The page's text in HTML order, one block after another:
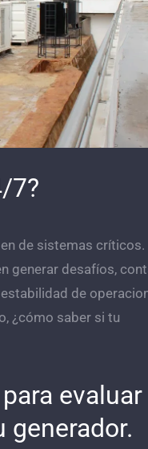
7?
de sistemas críticos.
generar desafíos,
de
¿cómo saber si tu
evaluar
generador.